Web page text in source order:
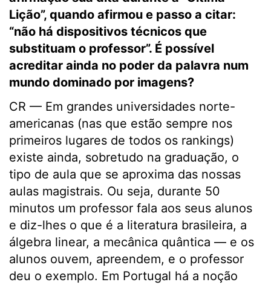
Lição”, quando afirmou e passo a citar:
“não há dispositivos técnicos que
substituam o professor”. É possível
acreditar ainda no poder da palavra num
mundo dominado por imagens?
CR — Em grandes universidades norte-
americanas (nas que estão sempre nos
primeiros lugares de todos os rankings)
existe ainda, sobretudo na graduação, o
tipo de aula que se aproxima das nossas
aulas magistrais. Ou seja, durante 50
minutos um professor fala aos seus alunos
e diz-lhes o que é a literatura brasileira, a
álgebra linear, a mecânica quântica — e os
alunos ouvem, apreendem, e o professor
deu o exemplo. Em Portugal há a noção